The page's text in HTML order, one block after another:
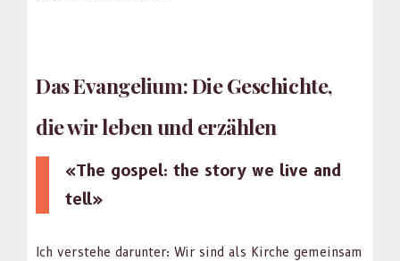
Das Evangelium: Die Geschichte,
die wir leben und erzählen
«The gospel: the sto­ry we live and
tell»
Ich ver­ste­he darunter: Wir sind als Kirche gemein­sam